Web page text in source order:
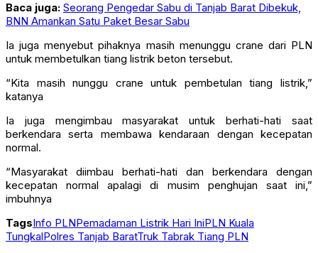
Baca juga: Seorang Pengedar Sabu di Tanjab Barat Dibekuk,
BNN Amankan Satu Paket Besar Sabu
Ia juga menyebut pihaknya masih menunggu crane dari PLN
untuk membetulkan tiang listrik beton tersebut.
“Kita masih nunggu crane untuk pembetulan tiang listrik,”
katanya
Ia juga mengimbau masyarakat untuk berhati-hati saat
berkendara serta membawa kendaraan dengan kecepatan
normal.
“Masyarakat diimbau berhati-hati dan berkendara dengan
kecepatan normal apalagi di musim penghujan saat ini,”
imbuhnya
TagsInfo PLNPemadaman Listrik Hari IniPLN Kuala
TungkalPolres Tanjab BaratTruk Tabrak Tiang PLN